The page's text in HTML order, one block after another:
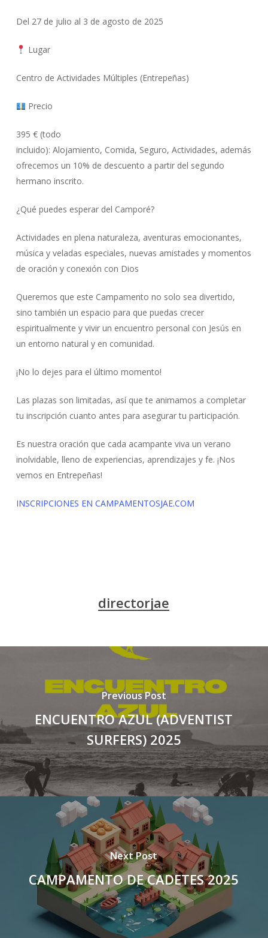
Del 27 de julio al 3 de agosto de 2025
Lugar
Centro de Actividades Múltiples (Entrepeñas)
Precio
395 € (todo
incluido): Alojamiento, Comida, Seguro, Actividades, además
ofrecemos un 10% de descuento a partir del segundo
hermano inscrito.
¿Qué puedes esperar del Camporé?
Actividades en plena naturaleza, aventuras emocionantes,
música y veladas especiales, nuevas amistades y momentos
de oración y conexión con Dios
Queremos que este Campamento no solo sea divertido,
sino también un espacio para que puedas crecer
espiritualmente y vivir un encuentro personal con Jesús en
un entorno natural y en comunidad.
¡No lo dejes para el último momento!
Las plazas son limitadas, así que te animamos a completar
tu inscripción cuanto antes para asegurar tu participación.
Es nuestra oración que cada acampante viva un verano
inolvidable, lleno de experiencias, aprendizajes y fe. ¡Nos
vemos en Entrepeñas!
INSCRIPCIONES EN CAMPAMENTOSJAE.COM
directorjae
Previous Post
ENCUENTRO AZUL (ADVENTIST
SURFERS) 2025
Next Post
CAMPAMENTO DE CADETES 2025